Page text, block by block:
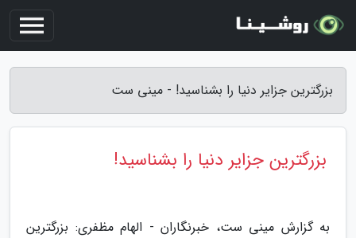
بزرگترین جزایر دنیا را بشناسید! - مینی ست
بزرگترین جزایر دنیا را بشناسید!
به گزارش مینی ست، خبرنگاران - الهام مظفری: بزرگترین